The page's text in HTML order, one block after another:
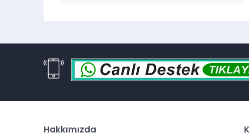
Hakkımızda